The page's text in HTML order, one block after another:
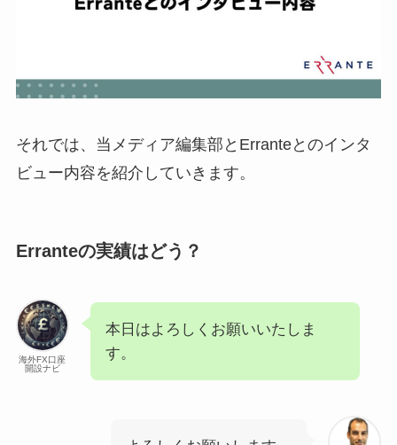
それでは、当メディア編集部とErranteとのインタ
ビュー内容を紹介していきます。
Erranteの実績はどう？
海外FX口座
開設ナビ
本日はよろしくお願いいたしま
す。